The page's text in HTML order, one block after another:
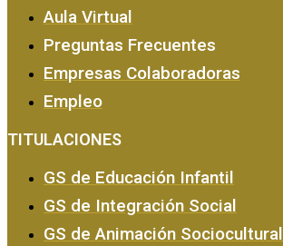
Aula Virtual
Preguntas Frecuentes
Empresas Colaboradoras
Empleo
TITULACIONES
GS de Educación Infantil
GS de Integración Social
GS de Animación Sociocultural